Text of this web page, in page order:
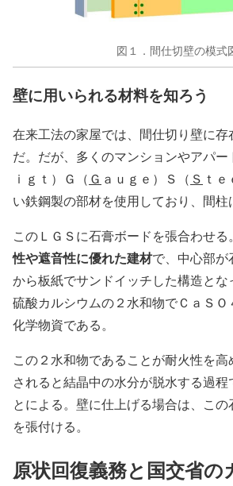
図１．間仕切壁の模式
壁に用いられる材料を知ろう
在来工法の家屋では、間仕切り壁に
だ。だが、多くのマンションやアパー
ｉｇｔ）Ｇ（ Ｇ ａｕｇｅ）Ｓ（ Ｓ ｔ
い鉄鋼製の部材を使用しており、間柱
このＬＧＳに石膏ボードを張合わせる。
性や遮音性に優れた建材で、中心部が
から板紙でサンドイッチした構造とな
硫酸カルシウムの２水和物でＣａＳＯ
化学物資である。
この２水和物であることが耐火性を
されると結晶中の水分が脱水する過程
とによる。壁に仕上げる場合は、こ
を張付ける。
原状回復義務と国交省